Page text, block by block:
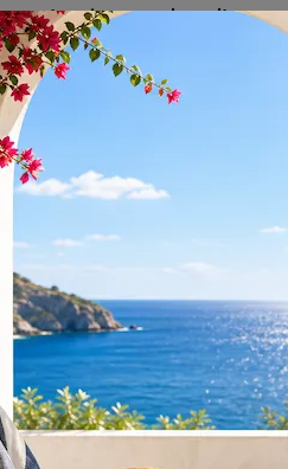
per la poltrona
post-vendita?
poltrona Agave riceverai un
cura. Offriamo anche servizi di
e la possibilità di
rateizzato per l'acquisto
Arredamenti Caprotti offriamo
per facilitare l'acquisto
altri arredi. Puoi informarti
in negozio.